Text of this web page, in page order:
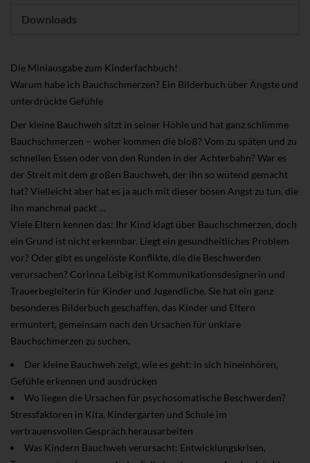
Downloads
Die Miniausgabe zum Kinderfachbuch!
Warum habe ich Bauchschmerzen? Ein Bilderbuch über Ängste und
unterdrückte Gefühle
Der kleine Bauchweh sitzt in seiner Höhle und hat ganz schlimme
Bauchschmerzen – woher kommen die bloß? Vom zu späten und zu
schnellen Essen oder von den Runden in der Achterbahn? War es
der Streit mit dem großen Bauchweh, der ihn so wütend gemacht
hat? Vielleicht aber hat es ja auch mit dieser bösen Angst zu tun, die
ihn manchmal packt …
Viele Eltern kennen das: Ihr Kind klagt über Bauchschmerzen, doch
ein Grund ist nicht erkennbar. Liegt ein gesundheitliches Problem
vor? Oder gibt es ungelöste Konflikte, die die Beschwerden
verursachen? Corinna Leibig ist Kommunikationsdesignerin und
Trauerbegleiterin für Kinder und Jugendliche. Sie hat ein ganz
besonderes Bilderbuch geschaffen, das Kinder und Eltern
ermuntert, gemeinsam nach den Ursachen für unklare
Bauchschmerzen zu suchen.
Der kleine Bauchweh zeigt, wie es geht: in sich hineinhören,
Gefühle erkennen und ausdrücken
Wo liegen die Ursachen für psychosomatische Beschwerden?
Stressfaktoren in Kita, Kindergarten und Schule im
vertrauensvollen Gespräch herausarbeiten
Was Kindern Bauchweh verursacht: Entwicklungskrisen,